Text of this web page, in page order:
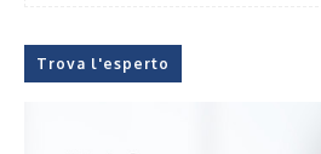
Trova l'esperto